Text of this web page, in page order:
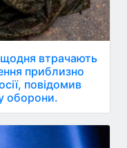
щодня втрачають
приблизно
повідомив
оборони.